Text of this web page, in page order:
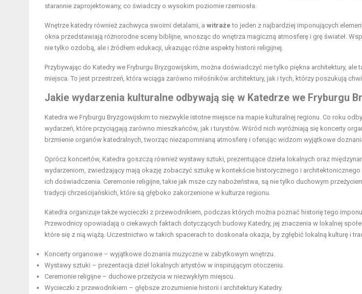
starannie zaprojektowany, co świadczy o wysokim poziomie rzemiosła.
Wnętrze katedry również zachwyca swoimi detalami, a witraże to jeden z najbardziej imponujących
okna przedstawiają różnorodne sceny biblijne, wnosząc do wnętrza magiczną atmosferę i grę świateł.
nie tylko ozdobą, ale i źródłem edukacji, ukazując różne aspekty historii religijnej.
Przybywając do Katedry we Fryburgu Bryzgowijskim, można doświadczyć nie tylko piękna architektury,
miejsca. To jest przestrzeń, która wciąga zarówno miłośników architektury, jak i tych, którzy poszukują
Jakie wydarzenia kulturalne odbywają się w Katedrze we Fryburgu
Katedra we Fryburgu Bryzgowijskim to niezwykle istotne miejsce na mapie kulturalnej regionu. Co roku
wydarzeń, które przyciągają zarówno mieszkańców, jak i turystów. Wśród nich wyróżniają się koncerty
brzmienie organów katedralnych, tworząc niezapomnianą atmosferę i oferując widzom wyjątkowe
Oprócz koncertów, Katedra goszczą również wystawy sztuki, prezentujące dzieła lokalnych oraz
wydarzeniom, zwiedzający mają okazję zobaczyć sztukę w kontekście historycznego i
ich doświadczenia. Ceremonie religijne, takie jak msze czy nabożeństwa, są nie tylko duchowym
tradycji chrześcijańskich, które są głęboko zakorzenione w kulturze regionu.
Katedra organizuje także wycieczki z przewodnikiem, podczas których można poznać historię tego
Przewodnicy opowiadają o ciekawych faktach dotyczących budowy Katedry, jej znaczenia w lokalnej
które się z nią wiążą. Uczestnictwo w takich spacerach to doskonała okazja, by zgłębić lokalną kulturę i
Koncerty organowe – wyjątkowe doznania muzyczne w zabytkowym wnętrzu.
Wystawy sztuki – prezentacja dzieł lokalnych artystów w inspirującym otoczeniu.
Ceremonie religijne – duchowe przeżycia w niezwykłym miejscu.
Wycieczki z przewodnikiem – głębsze zrozumienie historii i architektury Katedry.